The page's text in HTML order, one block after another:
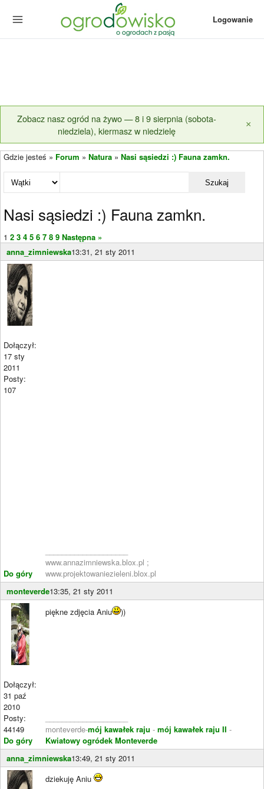
Logowanie
Zobacz nasz ogród na żywo — 8 i 9 sierpnia (sobota-
niedziela), kiermasz w niedzielę
×
Gdzie jesteś » Forum » Natura » Nasi sąsiedzi :) Fauna zamkn.
Szukaj
Nasi sąsiedzi :) Fauna zamkn.
1 2 3 4 5 6 7 8 9 Następna »
anna_zimniewska13:31, 21 sty 2011
Dołączył:
17 sty
2011
Posty:
107
Do góry
www.annazimniewska.blox.pl ;
www.projektowaniezieleni.blox.pl
monteverde13:35, 21 sty 2011
Dołączył:
31 paź
2010
Posty:
44149
Do góry
piękne zdjęcia Aniu ))
monteverde-mój kawałek raju - mój kawałek raju II -
Kwiatowy ogródek Monteverde
anna_zimniewska13:49, 21 sty 2011
dziekuję Aniu